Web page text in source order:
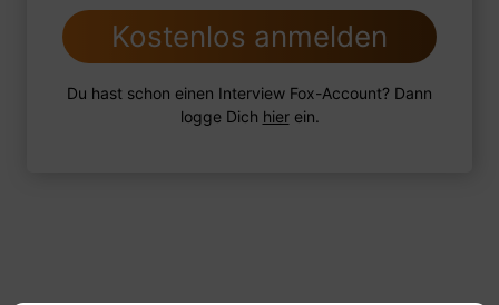
Kostenlos anmelden
Du hast schon einen Interview Fox-Account? Dann
logge Dich hierein.